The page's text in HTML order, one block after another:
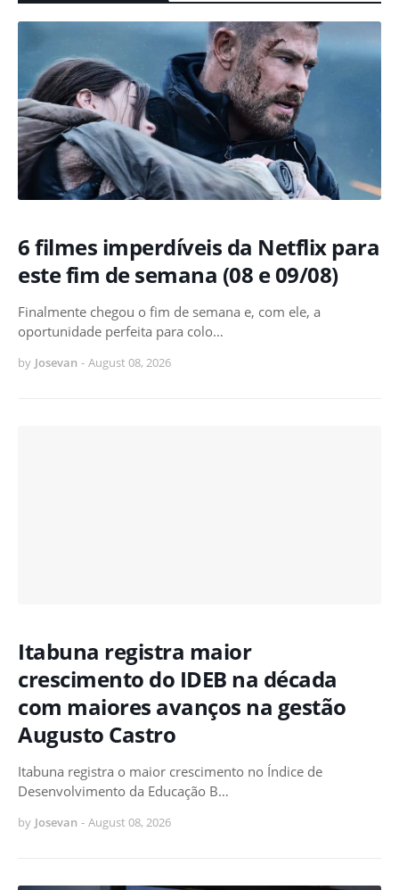
6 filmes imperdíveis da Netflix para
este fim de semana (08 e 09/08)
Finalmente chegou o fim de semana e, com ele, a
oportunidade perfeita para colo…
by Josevan - August 08, 2026
Itabuna registra maior
crescimento do IDEB na década
com maiores avanços na gestão
Augusto Castro
Itabuna registra o maior crescimento no Índice de
Desenvolvimento da Educação B…
by Josevan - August 08, 2026